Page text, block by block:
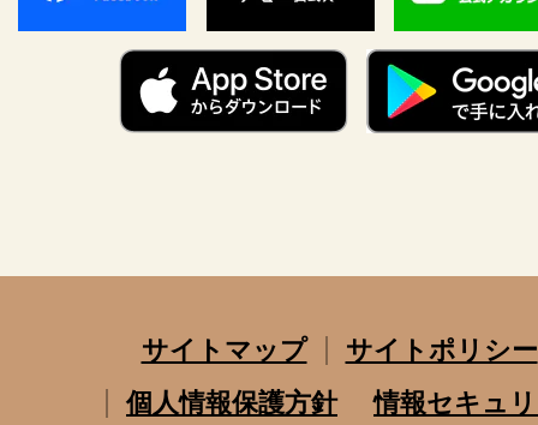
サイトマップ
サイトポリシー
個人情報保護方針
情報セキュ